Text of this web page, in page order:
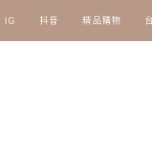
IG 抖音 精品購物